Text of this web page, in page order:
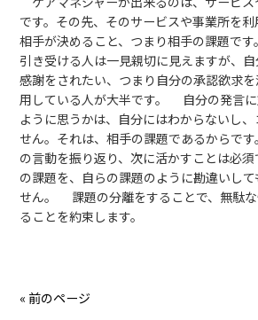
です。その先、そのサービスや事業所を利
相手が決めること、つまり相手の課題で
引き受ける人は一見親切に見えますが、
感謝をされたい、つまり自分の承認欲求
用している人が大半です。 自分の発言
ように思うかは、自分にはわからないし
せん。それは、相手の課題であるからで
の言動を振り返り、次に活かすことは必
の課題を、自らの課題のように勘違いし
せん。 課題の分離をすることで、無駄
ることを約束します。
« 前のページ